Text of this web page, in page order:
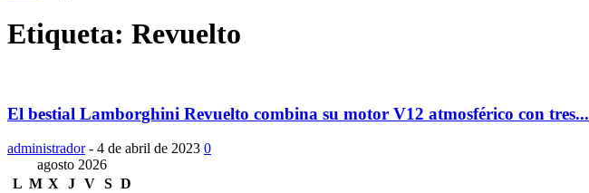
Etiqueta: Revuelto
El bestial Lamborghini Revuelto combina su motor V12 atmosférico con tres...
administrador - 4 de abril de 2023 0
agosto 2026
L M X J V S D